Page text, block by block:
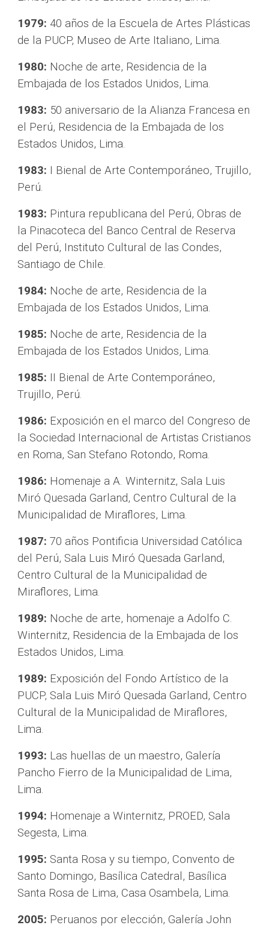
1979: 40 años de la Escuela de Artes Plásticas
de la PUCP, Museo de Arte Italiano, Lima.
1980: Noche de arte, Residencia de la
Embajada de los Estados Unidos, Lima.
1983: 50 aniversario de la Alianza Francesa en
el Perú, Residencia de la Embajada de los
Estados Unidos, Lima.
1983: I Bienal de Arte Contemporáneo, Trujillo,
Perú.
1983: Pintura republicana del Perú, Obras de
la Pinacoteca del Banco Central de Reserva
del Perú, Instituto Cultural de las Condes,
Santiago de Chile.
1984: Noche de arte, Residencia de la
Embajada de los Estados Unidos, Lima.
1985: Noche de arte, Residencia de la
Embajada de los Estados Unidos, Lima.
1985: II Bienal de Arte Contemporáneo,
Trujillo, Perú.
1986: Exposición en el marco del Congreso de
la Sociedad Internacional de Artistas Cristianos
en Roma, San Stefano Rotondo, Roma.
1986: Homenaje a A. Winternitz, Sala Luis
Miró Quesada Garland, Centro Cultural de la
Municipalidad de Miraflores, Lima.
1987: 70 años Pontificia Universidad Católica
del Perú, Sala Luis Miró Quesada Garland,
Centro Cultural de la Municipalidad de
Miraflores, Lima.
1989: Noche de arte, homenaje a Adolfo C.
Winternitz, Residencia de la Embajada de los
Estados Unidos, Lima.
1989: Exposición del Fondo Artístico de la
PUCP, Sala Luis Miró Quesada Garland, Centro
Cultural de la Municipalidad de Miraflores,
Lima.
1993: Las huellas de un maestro, Galería
Pancho Fierro de la Municipalidad de Lima,
Lima.
1994: Homenaje a Winternitz, PROED, Sala
Segesta, Lima.
1995: Santa Rosa y su tiempo, Convento de
Santo Domingo, Basílica Catedral, Basílica
Santa Rosa de Lima, Casa Osambela, Lima.
2005: Peruanos por elección, Galería John